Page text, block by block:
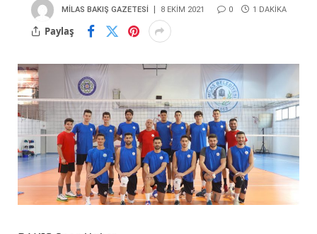
MILAS BAKIŞ GAZETESI 8 EKIM 2021 0 1 DAKIKA
Paylaş